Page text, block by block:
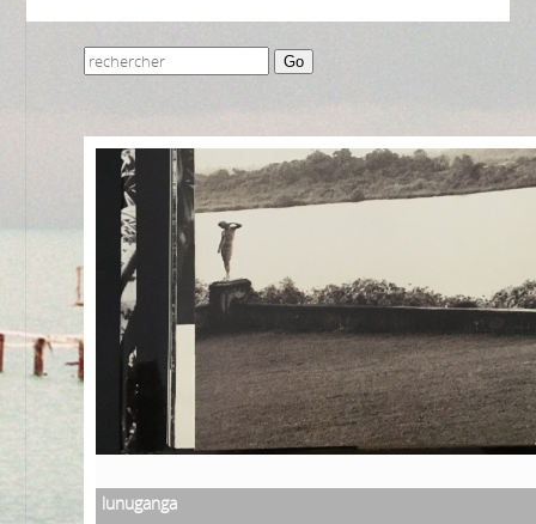
Go
lunuganga